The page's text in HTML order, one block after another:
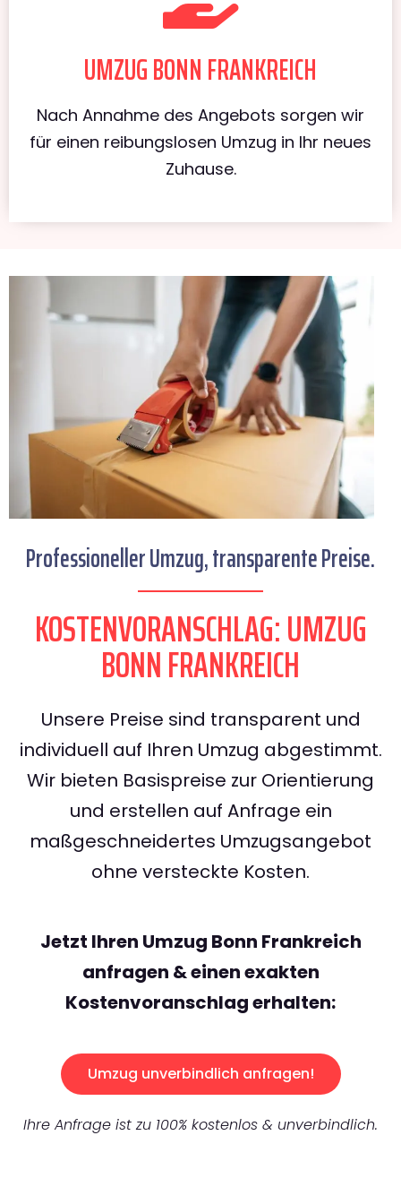
UMZUG BONN FRANKREICH
Nach Annahme des Angebots sorgen wir
für einen reibungslosen Umzug in Ihr neues
Zuhause.
Professioneller Umzug, transparente Preise.
KOSTENVORANSCHLAG: UMZUG
BONN FRANKREICH
Unsere Preise sind transparent und
individuell auf Ihren Umzug abgestimmt.
Wir bieten Basispreise zur Orientierung
und erstellen auf Anfrage ein
maßgeschneidertes Umzugsangebot
ohne versteckte Kosten.
Jetzt Ihren Umzug Bonn Frankreich
anfragen & einen exakten
Kostenvoranschlag erhalten:
Umzug unverbindlich anfragen!
Ihre Anfrage ist zu 100% kostenlos & unverbindlich.